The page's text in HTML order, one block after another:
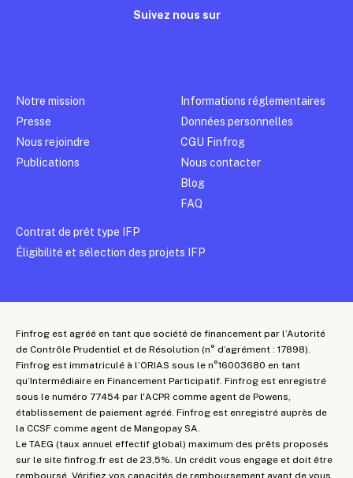
Suivez nous sur
Notre mission
Presse
Nous rejoindre
Publications
Informations réglementaires
Données personnelles
CGU Finfrog
Nous contacter
Blog
FAQ
Contrat de prêt type IFP
Éligibilité et sélection des projets IFP
Finfrog est agréé en tant que société de financement par l’Autorité
de Contrôle Prudentiel et de Résolution (n° d’agrément : 17898).
Finfrog est immatriculé à l’ORIAS sous le n°16003680 en tant
qu’Intermédiaire en Financement Participatif. Finfrog est enregistré
sous le numéro 77454 par l'ACPR comme agent de Powens,
établissement de paiement agréé. Finfrog est enregistré auprès de
la CCSF comme agent de Mangopay SA.
Le TAEG (taux annuel effectif global) maximum des prêts proposés
sur le site finfrog.fr est de 23,5%. Un crédit vous engage et doit être
remboursé. Vérifiez vos capacités de remboursement avant de vous